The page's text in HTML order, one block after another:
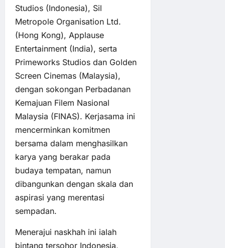
Studios (Indonesia), Sil
Metropole Organisation Ltd.
(Hong Kong), Applause
Entertainment (India), serta
Primeworks Studios dan Golden
Screen Cinemas (Malaysia),
dengan sokongan Perbadanan
Kemajuan Filem Nasional
Malaysia (FINAS). Kerjasama ini
mencerminkan komitmen
bersama dalam menghasilkan
karya yang berakar pada
budaya tempatan, namun
dibangunkan dengan skala dan
aspirasi yang merentasi
sempadan.
Menerajui naskhah ini ialah
bintang tersohor Indonesia,